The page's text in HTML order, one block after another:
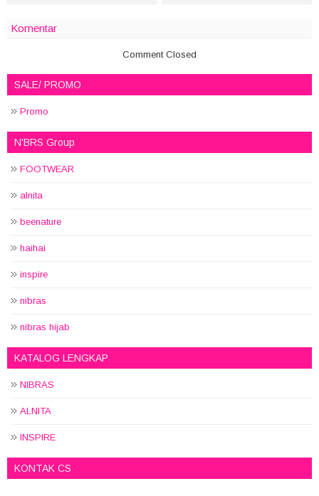
Komentar
Comment Closed
SALE/ PROMO
Promo
N'BRS Group
FOOTWEAR
alnita
beenature
haihai
inspire
nibras
nibras hijab
KATALOG LENGKAP
NIBRAS
ALNITA
INSPIRE
KONTAK CS